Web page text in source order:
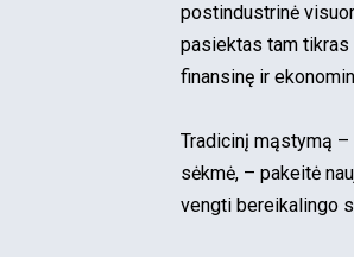
postindustrinė
pasiektas tam tikras
finansinę ir
Tradicinį mąstymą –
sėkmė, – pakeitė
vengti bereikalingo